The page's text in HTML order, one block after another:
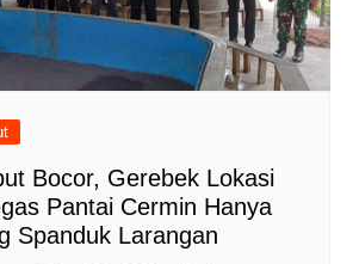
Bocor, Gerebek Lokasi
Pantai Cermin Hanya
Spanduk Larangan